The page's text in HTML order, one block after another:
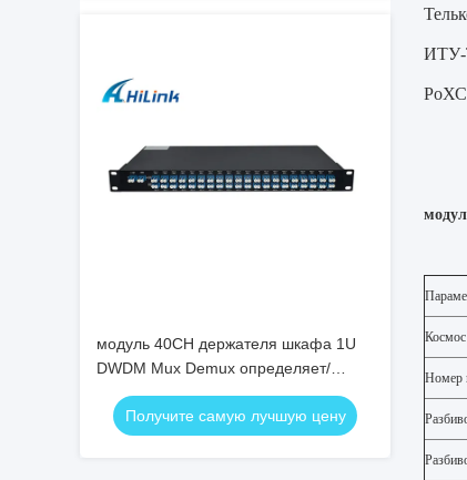
модуль 40CH держателя шкафа 1U
DWDM Mux Demux определяет/
двойное волокно LC/соединитель
UPCПолучите самую лучшую цену
ИТУ-
РоХС
Номер